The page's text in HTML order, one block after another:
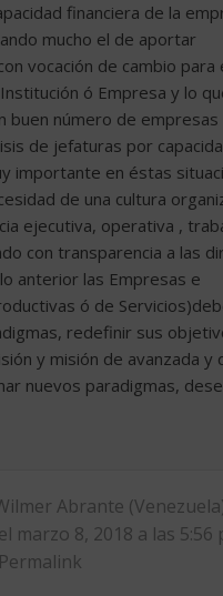
financiera de la
mucho el de aportar
vocación de cambio para
ó Empresa y lo
buen número de empresas
de jefaturas por
importante en éstas
de una cultura
ejecutiva, operativa ,
con transparencia a las
anterior las Empresas e
ó de
redefinir sus
y misión de avanzada y
nuevos paradigmas,
Abrante
el marzo 8, 2018 a las 5:56
Permalink